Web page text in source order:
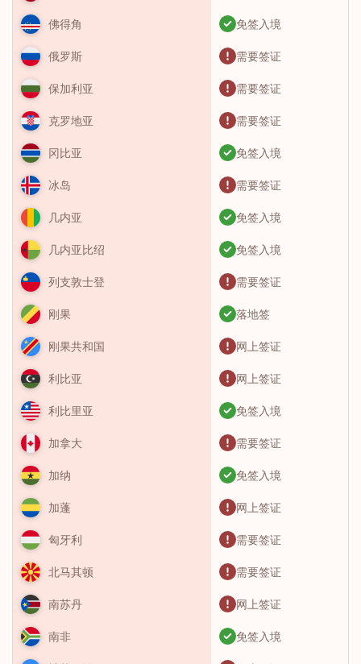
佛得角 免签入境
俄罗斯 需要签证
保加利亚 需要签证
克罗地亚 需要签证
冈比亚 免签入境
冰岛 需要签证
几内亚 免签入境
几内亚比绍 免签入境
列支敦士登 需要签证
刚果 落地签
刚果共和国 网上签证
利比亚 网上签证
利比里亚 免签入境
加拿大 需要签证
加纳 免签入境
加蓬 网上签证
匈牙利 需要签证
北马其顿 需要签证
南苏丹 网上签证
南非 免签入境